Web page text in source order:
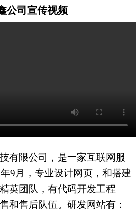
51La
XML地图
公司宣传视频
限公司，是一家互联网服
9月，专业设计网页，和搭建
英团队，有代码开发工程
和售后队伍。研发网站有：